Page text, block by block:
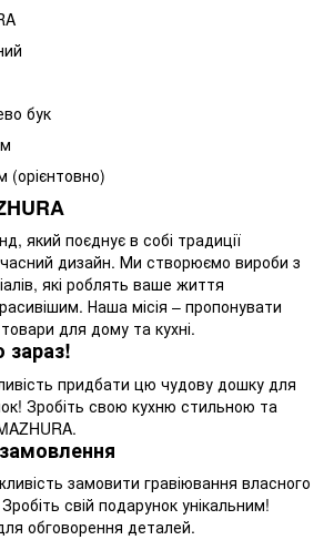
бук
(орієнтовно)
який поєднує в собі традиції
дизайн. Ми створюємо вироби з
які роблять ваше життя
Наша місія – пропонувати
товари для дому та кухні.
придбати цю чудову дошку для
Зробіть свою кухню стильною та
замовити гравіювання власного
свій подарунок унікальним!
обговорення деталей.